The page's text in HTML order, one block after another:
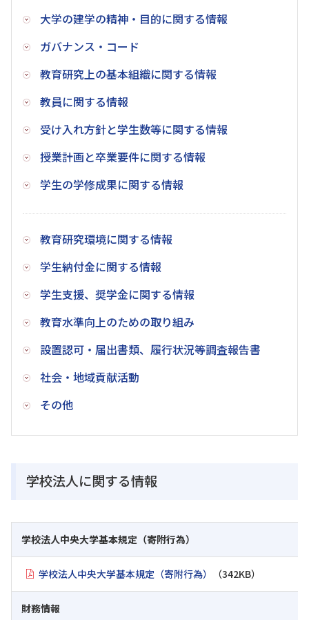
大学の建学の精神・目的に関する情報
ガバナンス・コード
教育研究上の基本組織に関する情報
教員に関する情報
受け入れ方針と学生数等に関する情報
授業計画と卒業要件に関する情報
学生の学修成果に関する情報
教育研究環境に関する情報
学生納付金に関する情報
学生支援、奨学金に関する情報
教育水準向上のための取り組み
設置認可・届出書類、履行状況等調査報告書
社会・地域貢献活動
その他
学校法人に関する情報
学校法人中央大学基本規定（寄附行為）
学校法人中央大学基本規定（寄附行為） （342KB）
財務情報